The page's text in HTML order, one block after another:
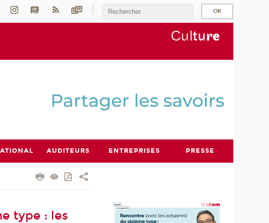
Culture
AUDITEURS ENTREPRISES PRESSE
type : les